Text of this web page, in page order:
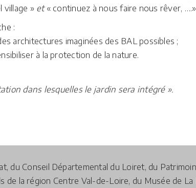
village »et « continuez à nous faire nous rêver, ….»
:
architectures imaginées des BAL possibles ;
à la protection de la nature.
dans lesquelles le jardin sera intégré ».
du Conseil Départemental du Loiret, du
la région Centre Val-de-Loire, du Musée de